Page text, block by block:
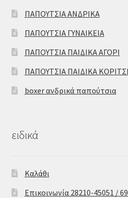
ΠΑΠΟΥΤΣΙΑ ΑΝΔΡΙΚΑ
ΠΑΠΟΥΤΣΙΑ ΓΥΝΑΙΚΕΙΑ
ΠΑΠΟΥΤΣΙΑ ΠΑΙΔΙΚΑ ΑΓΟΡΙ
ΠΑΠΟΥΤΣΙΑ ΠΑΙΔΙΚΑ ΚΟΡΙΤΣΙ
boxer ανδρικά παπούτσια
ειδικά
Καλάθι
Επικοινωνία 28210-45051 /